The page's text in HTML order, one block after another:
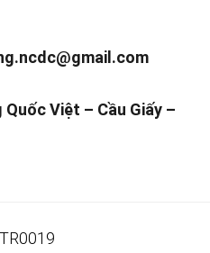
Việt – Cầu Giấy –
TR0019